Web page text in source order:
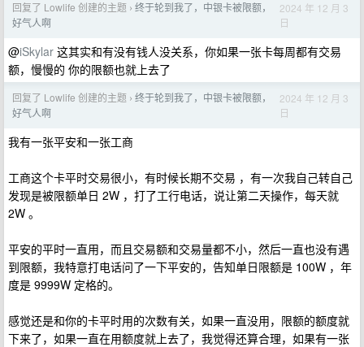
回复了 Lowlife 创建的主题 › 终于轮到我了，中银卡被限额，
好气人啊
2024 年 12 月 3
日
@iSkylar 这其实和有没有钱人没关系，你如果一张卡每周都有交易
额，慢慢的 你的限额也就上去了
回复了 Lowlife 创建的主题 › 终于轮到我了，中银卡被限额，
好气人啊
2024 年 12 月 3
日
我有一张平安和一张工商
工商这个卡平时交易很小，有时候长期不交易 ，有一次我自己转自己
发现是被限额单日 2W ，打了工行电话，说让第二天操作，每天就
2W 。
平安的平时一直用，而且交易额和交易量都不小，然后一直也没有遇
到限额，我特意打电话问了一下平安的，告知单日限额是 100W ，年
度是 9999W 定格的。
感觉还是和你的卡平时用的次数有关，如果一直没用，限额的额度就
下来了，如果一直在用额度就上去了，我觉得还算合理，如果有一张